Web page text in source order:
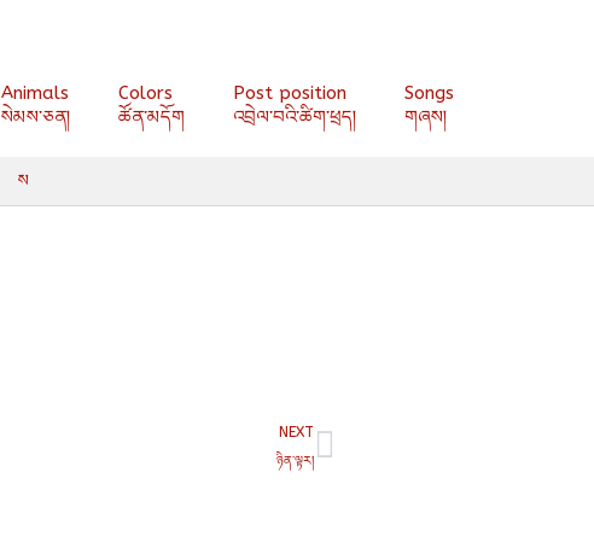
Animals
སེམས་ཅན།
Colors
ཚོན་མདོག
Post position
འབྲེལ་བའི་ཚིག་ཕྲད།
Songs
གཞས།
ས
NEXT
ཉིན་ལྟར།
Next